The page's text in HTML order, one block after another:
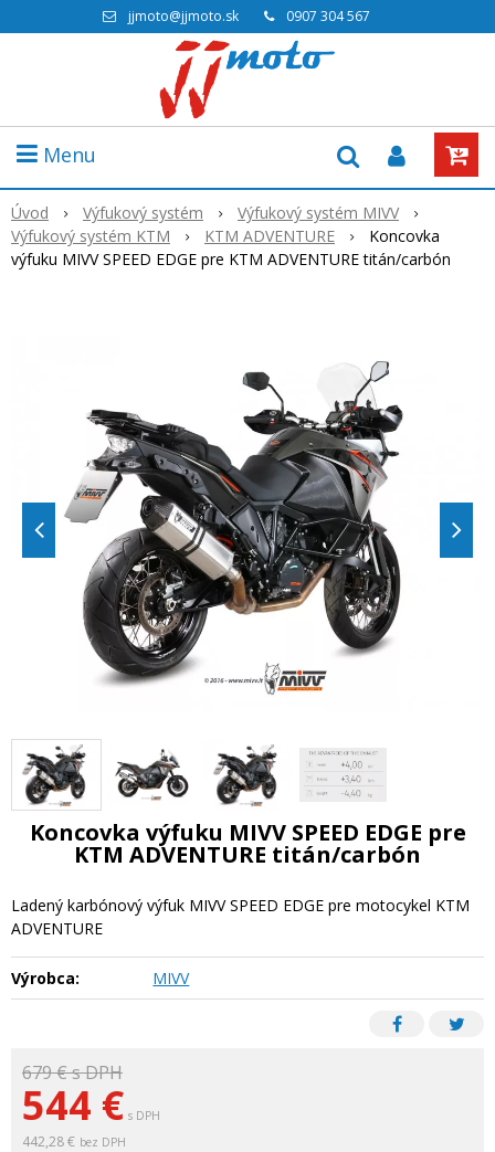
jjmoto@jjmoto.sk 0907 304 567
Menu
Úvod Výfukový systém
Výfukový systém MIVV
Výfukový systém KTM
KTM ADVENTURE
Koncovka
výfuku MIVV SPEED EDGE pre KTM ADVENTURE titán/carbón
679 €s DPH
544 € s DPH
442,28 € bez DPH
Koncovka výfuku MIVV SPEED EDGE pre
KTM ADVENTURE titán/carbón
Ladený karbónový výfuk MIVV SPEED EDGE pre motocykel KTM
ADVENTURE
Výrobca: MIVV